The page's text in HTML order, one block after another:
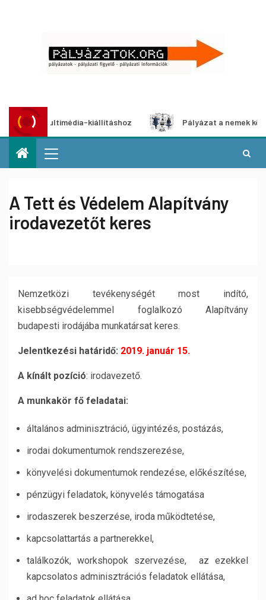
multimédia-kiállításhoz Pályázat a nemek közötti
A Tett és Védelem Alapítvány
irodavezetőt keres
Nemzetközi tevékenységét most indító,
kisebbségvédelemmel foglalkozó Alapítvány
budapesti irodájába munkatársat keres.
Jelentkezési határidő: 2019. január 15.
A kínált pozíció: irodavezető.
A munkakör fő feladatai:
általános adminisztráció, ügyintézés, postázás,
irodai dokumentumok rendszerezése,
könyvelési dokumentumok rendezése, előkészítése,
pénzügyi feladatok, könyvelés támogatása
irodaszerek beszerzése, iroda működtetése,
kapcsolattartás a partnerekkel,
találkozók, workshopok szervezése, az ezekkel
kapcsolatos adminisztrációs feladatok ellátása,